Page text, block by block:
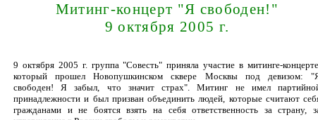
Митинг-концерт "Я свободен!"
9 октября 2005 г.
9 октября 2005 г. группа "Совесть" приняла участие в митинге-
который прошел Новопушкинском сквере Москвы под девизом:
свободен! Я забыл, что значит страх". Митинг не имел
принадлежности и был призван объединить людей, которые считают
гражданами и не боятся взять на себя ответственность за страну,